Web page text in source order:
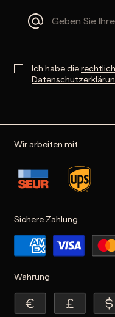
Ich habe die
Wir arbeiten mit
Sichere Zahlung
Währung